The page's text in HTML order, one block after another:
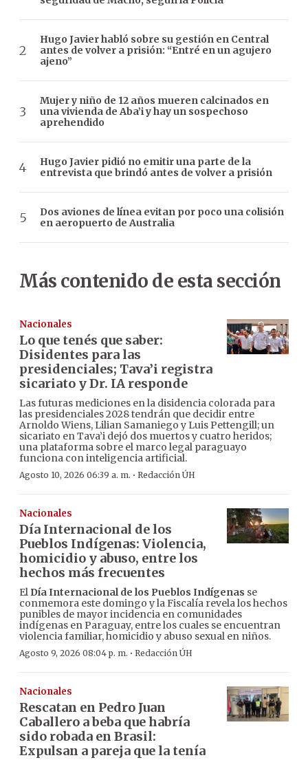
Hugo Javier habló sobre su gestión en Central
antes de volver a prisión: “Entré en un agujero
ajeno”
Mujer y niño de 12 años mueren calcinados en
una vivienda de Aba’i y hay un sospechoso
aprehendido
Hugo Javier pidió no emitir una parte de la
entrevista que brindó antes de volver a prisión
Dos aviones de línea evitan por poco una colisión
en aeropuerto de Australia
Más contenido de esta sección
Nacionales
Lo que tenés que saber:
Disidentes para las
presidenciales; Tava’i registra
sicariato y Dr. IA responde
Las futuras mediciones en la disidencia colorada para
las presidenciales 2028 tendrán que decidir entre
Arnoldo Wiens, Lilian Samaniego y Luis Pettengill; un
sicariato en Tava’i dejó dos muertos y cuatro heridos;
una plataforma sobre el marco legal paraguayo
funciona con inteligencia artificial.
Agosto 10, 2026 06:39 a. m. · Redacción ÚH
Nacionales
Día Internacional de los
Pueblos Indígenas: Violencia,
homicidio y abuso, entre los
hechos más frecuentes
El Día Internacional de los Pueblos Indígenas se
conmemora este domingo y la Fiscalía revela los hechos
punibles de mayor incidencia en comunidades
indígenas en Paraguay, entre los cuales se encuentran
violencia familiar, homicidio y abuso sexual en niños.
Agosto 9, 2026 08:04 p. m. · Redacción ÚH
Nacionales
Rescatan en Pedro Juan
Caballero a beba que habría
sido robada en Brasil:
Expulsan a pareja que la tenía